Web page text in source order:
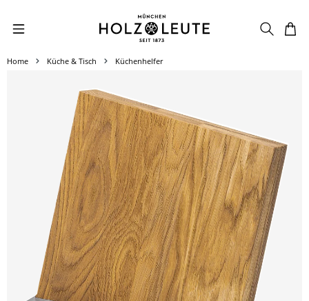
Zum Hauptinhalt springen
Home Küche & Tisch Küchenhelfer